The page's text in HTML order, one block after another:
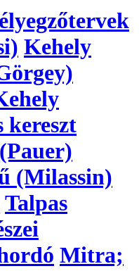
Kehely
kereszt
(Milassin)
Talpas
Mitra;